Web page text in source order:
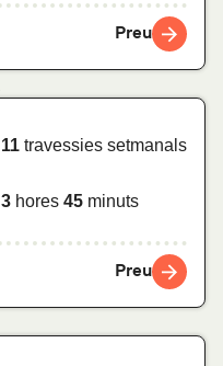
Preu
11 travessies setmanals
3 hores 45 minuts
Preu